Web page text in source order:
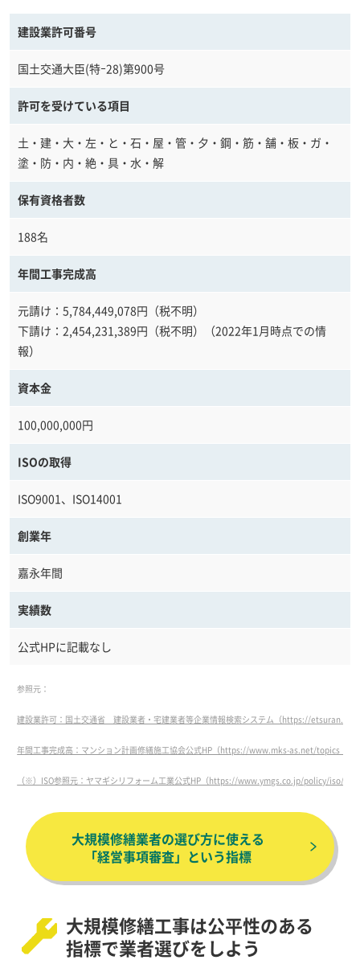
建設業許可番号
国土交通大臣(特ｰ28)第900号
許可を受けている項目
土・建・大・左・と・石・屋・管・夕・鋼・筋・舗・板・ガ・
塗・防・内・絶・具・水・解
保有資格者数
188名
年間工事完成高
元請け：5,784,449,078円（税不明）
下請け：2,454,231,389円（税不明）（2022年1月時点での情
報）
資本金
100,000,000円
ISOの取得
ISO9001、ISO14001
創業年
嘉永年間
実績数
公式HPに記載なし
参照元：
建設業許可：国土交通省 建設業者・宅建業者等企業情報検索システム（https://
年間工事完成高：マンション計画修繕施工協会公式HP（https://www.mks-as.net/
（※）ISO参照元：ヤマギシリフォーム工業公式HP（https://www.ymgs.co.jp/policy/iso/）
大規模修繕業者の選び方に使える
「経営事項審査」という指標
大規模修繕工事は公平性のある
指標で業者選びをしよう